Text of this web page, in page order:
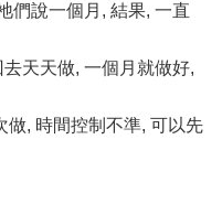
們說一個月, 結果, 一直
天天做, 一個月就做好,
做, 時間控制不準, 可以先